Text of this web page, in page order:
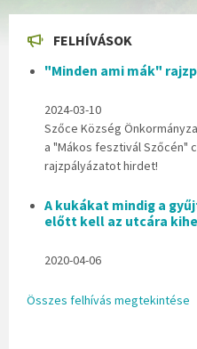
FELHÍVÁSOK
"Minden ami mák"
2024-03-10
Szőce Község
a "Mákos fesztivál Szőcén"
rajzpályázatot hirdet!
A kukákat mindig a
előtt kell az utcára
2020-04-06
Összes felhívás megtekintése